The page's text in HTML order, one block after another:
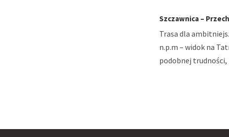
Szczawnica –
Trasa dla
n.p.m – widok na
podobnej trudności,